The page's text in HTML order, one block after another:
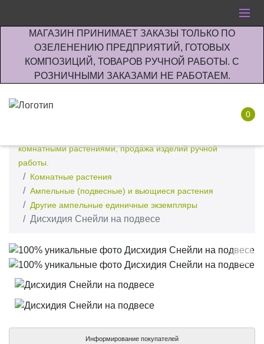
МАГАЗИН ПРИНИМАЕТ ЗАКАЗЫ ТОЛЬКО ПО
ОЗЕЛЕНЕНИЮ ПРЕДПРИЯТИЙ, ГОТОВЫХ
КОМПОЗИЦИЙ, ТОВАРОВ РУЧНОЙ РАБОТЫ. С
РОЗНИЧНЫМИ ЗАКАЗАМИ НЕ РАБОТАЕМ.
0
комнатными растениями, продажа изделий ручной
работы.
Комнатные растения
Ампельные (подвесные) и вьющиеся растения
Другие ампельные единичные экземпляры
Дисхидия Снейли на подвесе
Информирование покупателей